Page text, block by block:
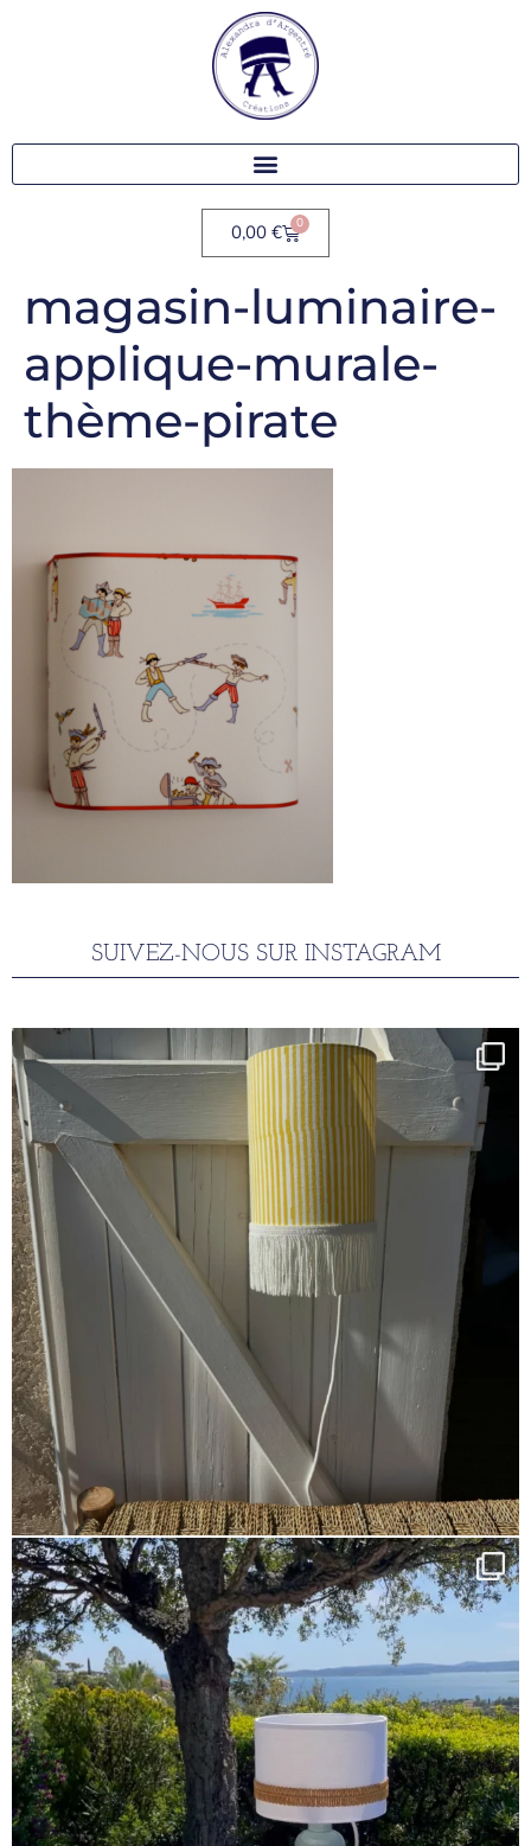
0,00 € 0
magasin-luminaire-
applique-murale-
thème-pirate
SUIVEZ-NOUS SUR INSTAGRAM